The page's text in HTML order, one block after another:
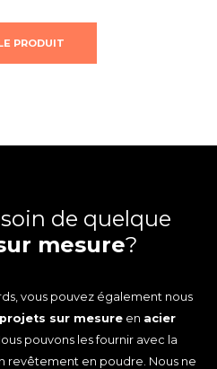
PRODUIT
de quelque
mesure?
vous pouvez également nous
projets sur mesureen acier
pouvons les fournir avec la
revêtement en poudre. Nous ne